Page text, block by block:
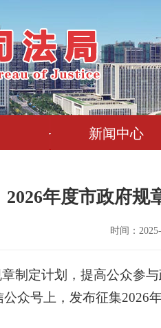
新闻中心
2026年度市政府规
时间：
制定计划，提高公众参
众号上，发布征集